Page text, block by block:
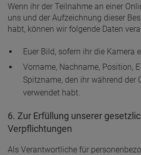
Wenn ihr der Teilnahme an einer
uns und der Aufzeichnung dieser
habt, können wir folgende Daten
Euer Bild, sofern ihr die Kamera
Vorname, Nachname, Position,
Spitzname, den ihr während der
verwendet habt.
6. Zur Erfüllung unserer
Verpflichtungen
Als Verantwortliche für